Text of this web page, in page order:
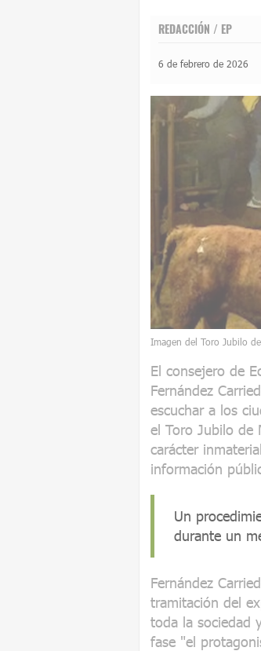
REDACCIÓN / EP
6 de febrero de 2026
Imagen del Toro Jubilo
El consejero de
Fernández
escuchar a los
el Toro Jubilo de
carácter
información
Un
durante un
Fernández
tramitación del
toda la sociedad
fase "el